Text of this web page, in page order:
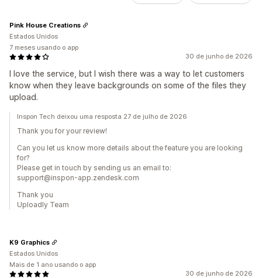
30 de junho de 2026
I love the service, but I wish there was a way to let customers
know when they leave backgrounds on some of the files they
upload.
Pink House Creations
Estados Unidos
7 meses usando o app
Inspon Tech deixou uma resposta 27 de julho de 2026
Thank you for your review!
Can you let us know more details about the feature you are looking
for?
Please get in touch by sending us an email to:
support@inspon-app.zendesk.com
Thank you
Uploadly Team
30 de junho de 2026
K9 Graphics
Estados Unidos
Mais de 1 ano usando o app